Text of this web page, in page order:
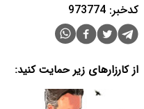
کدخبر: 973774
از کارزارهای زیر حمایت کنید: